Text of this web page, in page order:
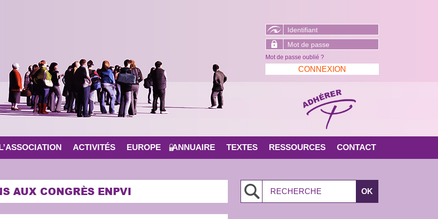
ACTIVITÉS EUROPE ANNUAIRE TEXTES RESSOURCES CONTACT
Mot de passe oublié ?
AUX CONGRÈS ENPVI